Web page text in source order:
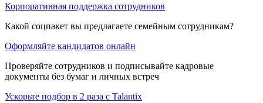
Корпоративная поддержка сотрудников
Какой соцпакет вы предлагаете семейным сотрудникам?
Оформляйте кандидатов онлайн
Проверяйте сотрудников и подписывайте кадровые
документы без бумаг и личных встреч
Ускорьте подбор в 2 раза с Talantix